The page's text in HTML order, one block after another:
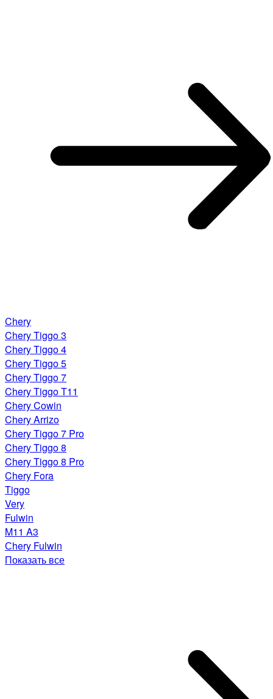
Chery
Chery Tiggo 3
Chery Tiggo 4
Chery Tiggo 5
Chery Tiggo 7
Chery Tiggo T11
Chery Cowin
Chery Arrizo
Chery Tiggo 7 Pro
Chery Tiggo 8
Chery Tiggo 8 Pro
Chery Fora
Tiggo
Very
Fulwin
M11 A3
Сhery Fulwin
Показать все